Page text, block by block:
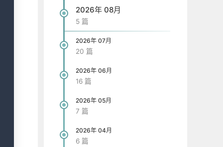
2026年 08月
5 篇
2026年 07月
20 篇
2026年 06月
16 篇
2026年 05月
7 篇
2026年 04月
6 篇